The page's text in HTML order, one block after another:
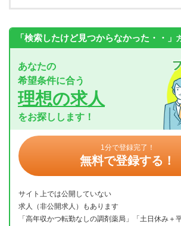
「検索したけど見つからなかった・・」
あなたの
希望条件に合う
理想の求人
をお探しします！
1分で登録完了！
無料で登録する！
サイト上では公開していない
求人（非公開求人）もあります
「高年収かつ転勤なしの調剤薬局」「土日休み＋